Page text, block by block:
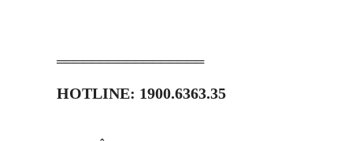
═════════════════
HOTLINE: 1900.6363.35